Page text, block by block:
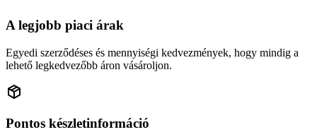
A legjobb piaci árak
Egyedi szerződéses és mennyiségi kedvezmények, hogy mindig a
lehető legkedvezőbb áron vásároljon.
Pontos készletinformáció